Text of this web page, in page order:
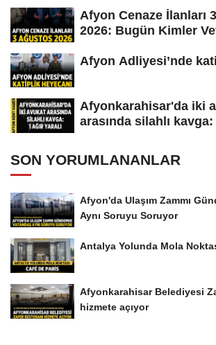
Afyon Cenaze İlanları
2026: Bugün Kimler
Afyon Adliyesi’nde
Afyonkarahisar'da iki
arasında silahlı kavga:
SON YORUMLANANLAR
Afyon'da Ulaşım Zammı
Aynı Soruyu Soruyor
Antalya Yolunda Mola
Afyonkarahisar Belediyesi
hizmete açıyor